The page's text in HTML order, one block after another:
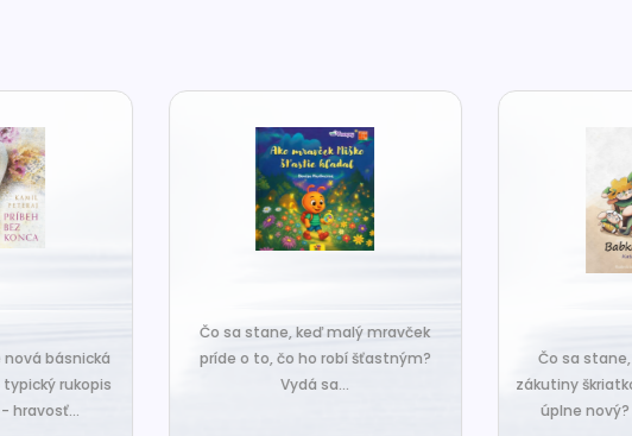
Čo sa stane, keď malý mravček
príde o to, čo ho robí šťastným?
Čo sa stane, keď sa do
zákutiny škriatkov prisťahuje
úplne nový? Babka